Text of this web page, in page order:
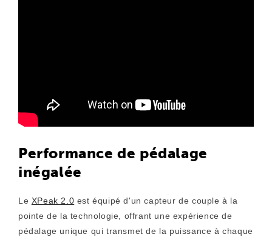
Performance de pédalage
inégalée
Le XPeak 2.0 est équipé d'un capteur de couple à la
pointe de la technologie, offrant une expérience de
pédalage unique qui transmet de la puissance à chaque